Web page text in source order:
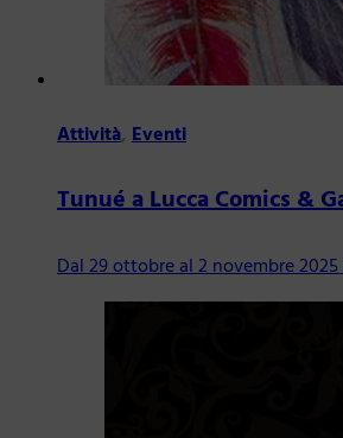
Attività,Eventi
Tunué a Lucca Comics &
Dal 29 ottobre al 2 novembre